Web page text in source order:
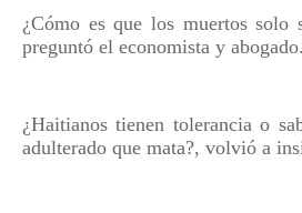
¿Cómo es que los muertos solo
preguntó el economista y abogado.
¿Haitianos tienen tolerancia o
adulterado que mata?, volvió a